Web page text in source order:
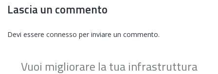
Lascia un commento
Devi essere connesso per inviare un commento.
Vuoi migliorare la tua infrastruttura